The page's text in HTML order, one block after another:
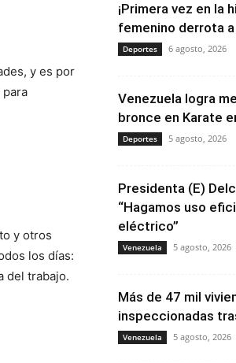
y es por
y otros
los días:
del trabajo.
¡Primera vez en la
femenino derrota a
Deportes 6 agosto, 2026
Venezuela logra
bronce en Karate
Deportes 5 agosto, 2026
Presidenta (E)
“Hagamos uso
eléctrico”
Venezuela 5 agosto, 2026
Más de 47 mil
inspeccionadas
Venezuela 5 agosto, 2026